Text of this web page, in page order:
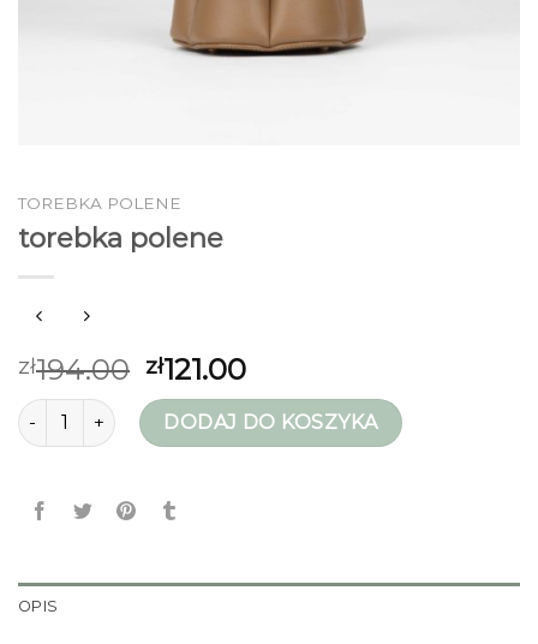
TOREBKA POLENE
torebka polene
zł194.00 zł121.00
ilość torebka poleneDODAJ DO KOSZYKA
OPIS